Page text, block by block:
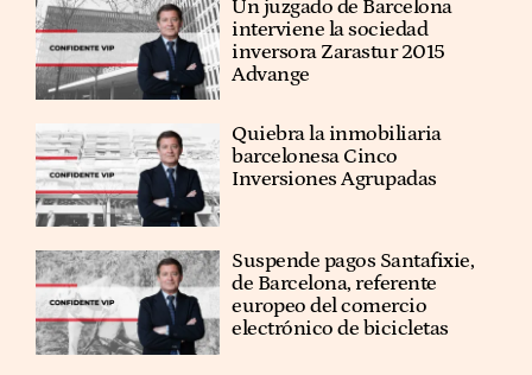
Un juzgado de Barcelona
interviene la sociedad
inversora Zarastur 2015
Advange
Quiebra la inmobiliaria
barcelonesa Cinco
Inversiones Agrupadas
Suspende pagos Santafixie,
de Barcelona, referente
europeo del comercio
electrónico de bicicletas